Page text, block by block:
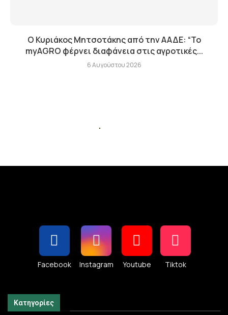
Ο Κυριάκος Μητσοτάκης από την ΑΑΔΕ: “Το
myAGRO φέρνει διαφάνεια στις αγροτικές...
6 Αυγούστου 2026
Facebook Instagram Youtube Tiktok
Κατηγορίες